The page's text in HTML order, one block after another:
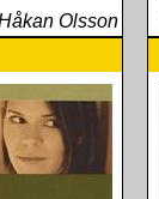
Olsson